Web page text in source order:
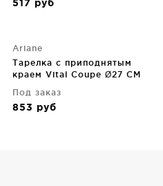
517 руб
Ariane
Тарелка с приподнятым
краем Vital Coupe Ø27 CM
Под заказ
853 руб